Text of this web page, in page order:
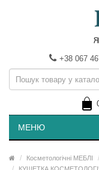
+38 067
МЕНЮ
Косметологічні МЕБЛІ